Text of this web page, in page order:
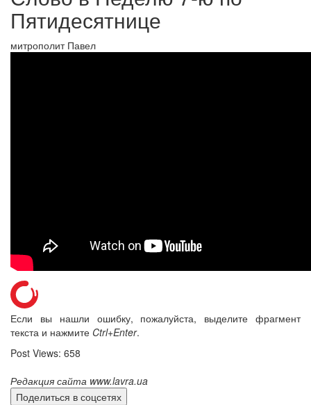
Пятидесятнице
митрополит Павел
Если вы нашли ошибку, пожалуйста, выделите фрагмент
текста и нажмите Ctrl+Enter.
Post Views: 658
Редакция сайта www.lavra.ua
Поделиться в соцсетях